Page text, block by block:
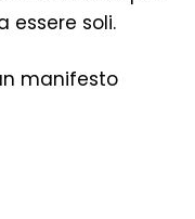
essere soli.
manifesto